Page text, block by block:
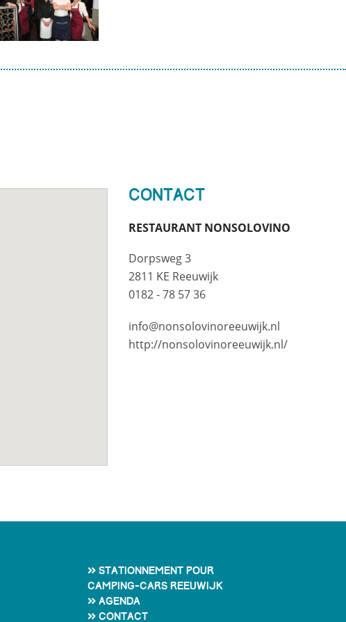
Contact
RESTAURANT NONSOLOVINO
Dorpsweg 3
2811 KE Reeuwijk
0182 - 78 57 36
info@nonsolovinoreeuwijk.nl
http://nonsolovinoreeuwijk.nl/
Stationnement pour
camping-cars Reeuwijk
Agenda
Contact